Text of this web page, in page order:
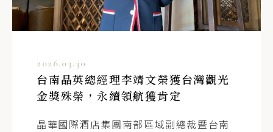
2026.03.30
台南晶英總經理李靖文榮獲台灣觀光
金獎殊榮，永續領航獲肯定
晶華國際酒店集團南部區域副總裁暨台南